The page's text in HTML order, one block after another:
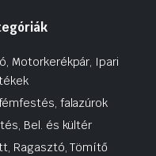
Motorkerékpár, Ipari
falazúrok
Bel. és kültér
Ragasztó, Tömítő